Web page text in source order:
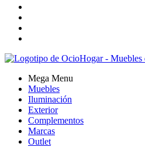
Mega Menu
Muebles
Iluminación
Exterior
Complementos
Marcas
Outlet